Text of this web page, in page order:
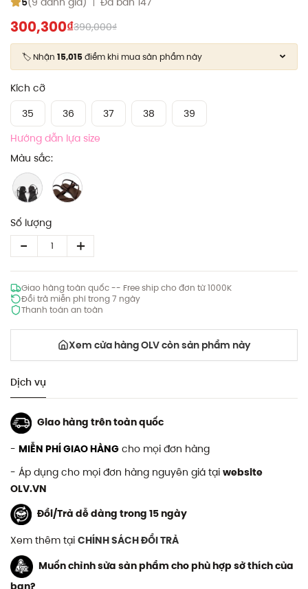
300,300₫390,000₫
🏷️ Nhận 15,015điểm khi mua sản phẩm này
Kích cỡ
35
36 37 38
39
Hướng dẫn lựa size
Màu sắc:
Số lượng
Giao hàng toàn quốc -- Free ship cho đơn từ 1000K
Đổi trả miễn phí trong 7 ngày
Thanh toán an toàn
Xem cửa hàng OLV còn sản phẩm này
Dịch vụ
Giao hàng trên toàn quốc
- MIỄN PHÍ GIAO HÀNG cho mọi đơn hàng
- Áp dụng cho mọi đơn hàng nguyên giá tại website
OLV.VN
Đổi/Trả dễ dàng trong 15 ngày
Xem thêm tại CHÍNH SÁCH ĐỔI TRẢ
Muốn chỉnh sửa sản phẩm cho phù hợp sở thích của